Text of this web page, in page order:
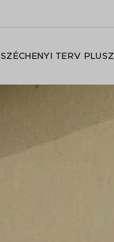
SZÉCHENYI TERV PLUSZ